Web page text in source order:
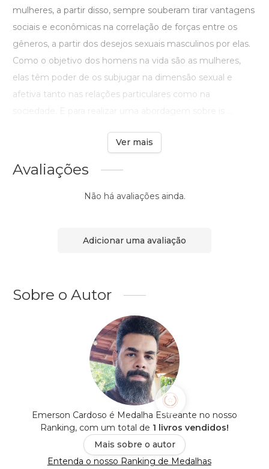
mulheres, a partir disso, sempre souberam tirar vantagens
sociais e econômicas na correlação de forças entre os
gêneros, a partir dos desejos sexuais masculinos por elas.
Como o objetivo dos homens na vida são as mulheres,
elas têm poder de os subjugar na dimensão sexual e
afetiva tanto nas relações particulares como na
Ver mais
Avaliações
Não há avaliações ainda.
Adicionar uma avaliação
Sobre o Autor
Emerson Cardoso é Medalha Estreante no nosso
Ranking, com um total de 1 livros vendidos!
Mais sobre o autor
Entenda o nosso Ranking de Medalhas